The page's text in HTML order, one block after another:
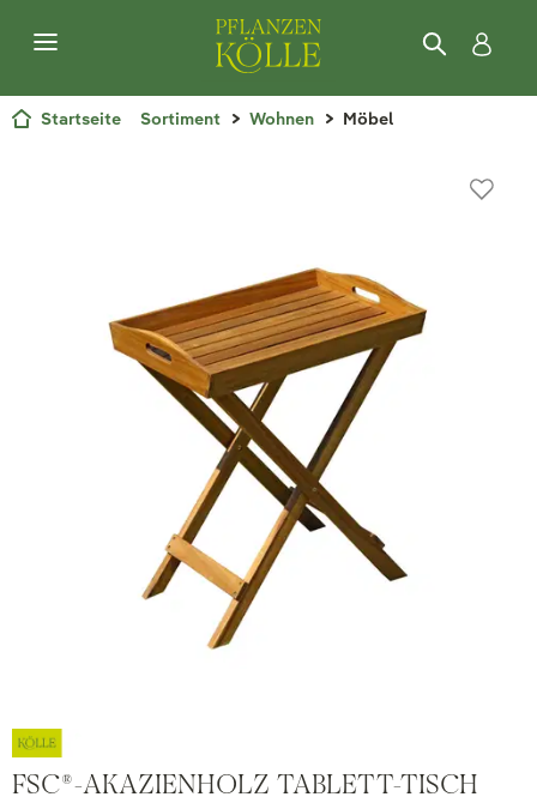
Startseite Sortiment Wohnen Möbel
FSC®-AKAZIENHOLZ TABLETT-TISCH